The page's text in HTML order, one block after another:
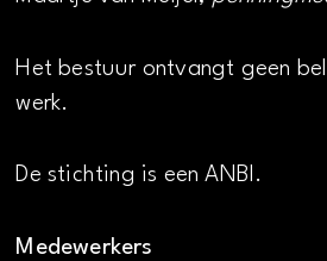
Het bestuur ontvangt geen
werk.
De stichting is een ANBI.
Medewerkers